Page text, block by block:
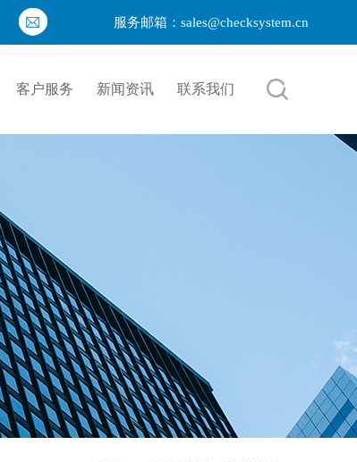
服务邮箱：sales@checksystem.cn
客户服务 新闻资讯 联系我们